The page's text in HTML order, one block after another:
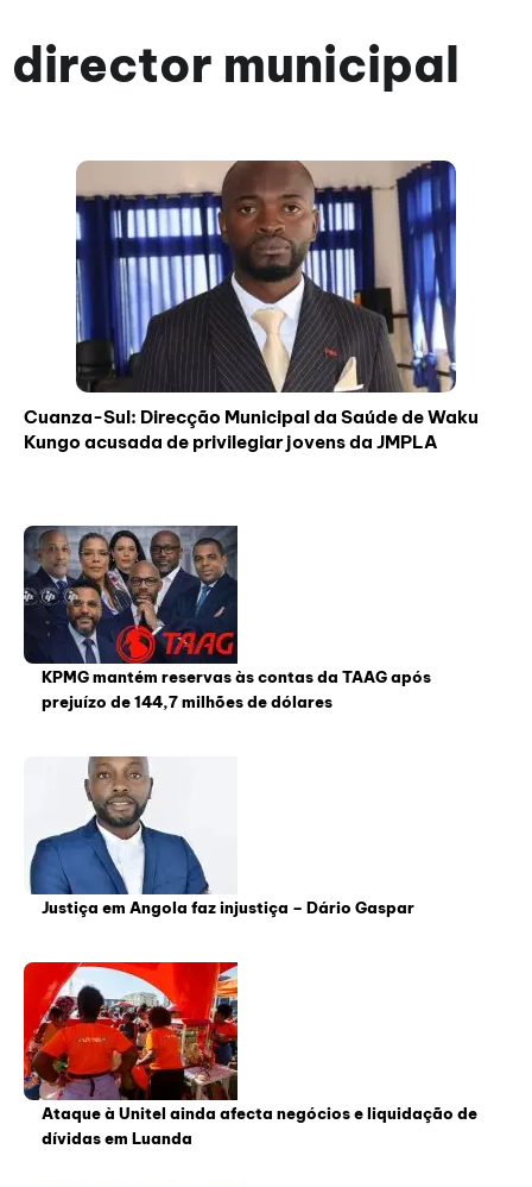
director municipal
Cuanza-Sul: Direcção Municipal da Saúde de Waku
Kungo acusada de privilegiar jovens da JMPLA
KPMG mantém reservas às contas da TAAG após
prejuízo de 144,7 milhões de dólares
Justiça em Angola faz injustiça – Dário Gaspar
Ataque à Unitel ainda afecta negócios e liquidação de
dívidas em Luanda